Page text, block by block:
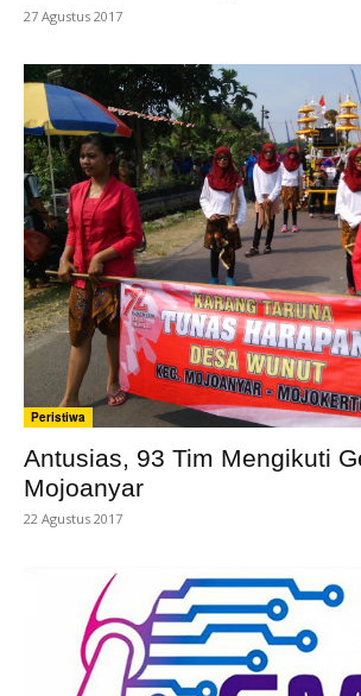
27 Agustus 2017
Peristiwa
Antusias, 93 Tim Mengikuti
Mojoanyar
22 Agustus 2017